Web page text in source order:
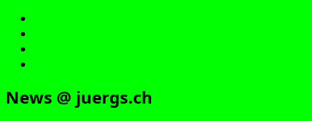
News @ juergs.ch